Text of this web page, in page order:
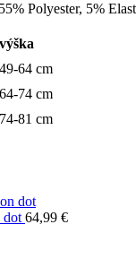
Polyester, 5%
výška
49-64 cm
64-74 cm
74-81 cm
dot 64,99 €